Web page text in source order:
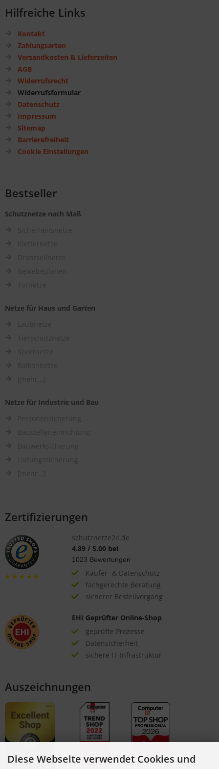
Hilfreiche Links
Kontakt
Zahlungsarten
Versandkosten & Lieferzeiten
AGB
Widerrufsrecht
Widerrufsformular
Datenschutz
Impressum
Sitemap
Barrierefreiheit
Cookie Einstellungen
Bestseller
Schutznetze nach Maß
Netze für Haus und Garten
Netze für Industrie und Bau
Zertifizierungen
schutznetze24.de
4.89/ 5.00bei
1023 Bewertungen
Käufer- & Datenschutz
fachgerechte Beratung
sicherer Bestellvorgang
EHI Geprüfter Online-Shop
geprüfte Prozesse
Datensicherheit
sichere IT-Infrastruktur
Auszeichnungen
Diese Webseite verwendet Cookies und